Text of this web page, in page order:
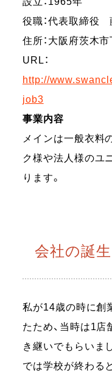
役職：代表取締役
住所：大阪府茨木
URL：
http://
job3
事業内容
メインは一般衣料
ク様や法人様のユ
ります。
会社の誕生
私が14歳の時に創
たため、当時は1店
き継いでもらいま
では学校が終わる